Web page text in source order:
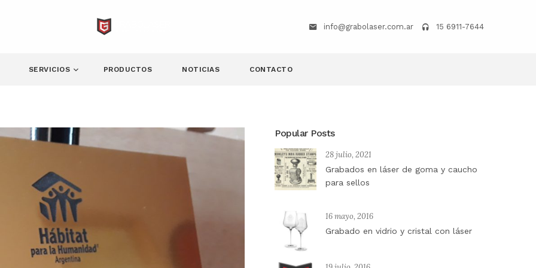
info@grabolaser.com.ar 15 6911-7644
SERVICIOS PRODUCTOS NOTICIAS CONTACTO
Popular Posts
28 julio, 2021
Grabados en láser de goma y caucho
para sellos
16 mayo, 2016
Grabado en vidrio y cristal con láser